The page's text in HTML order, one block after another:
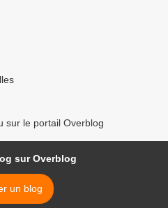
sur le portail Overblog
sur Overblog
un blog